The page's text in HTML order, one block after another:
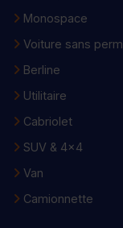
Monospace
Voiture sans
Berline
Utilitaire
Cabriolet
SUV & 4x4
Van
Camionnette